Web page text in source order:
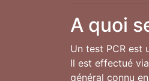
A quoi
Un test PCR est
Il est effectué
général connu